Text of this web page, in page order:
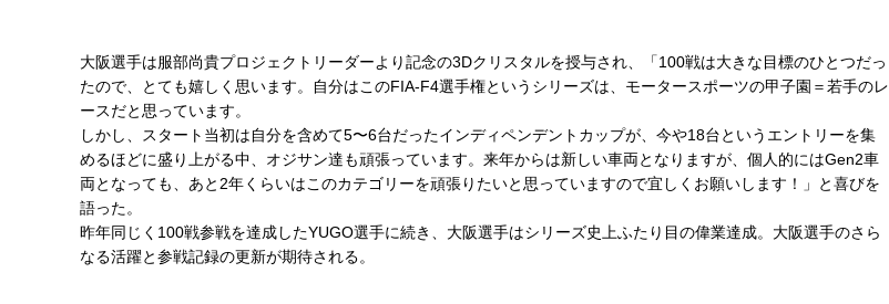
大阪選手は服部尚貴プロジェクトリーダーより記念の3Dクリスタルを授与され、「100戦は大きな目標のひとつだっ
たので、とても嬉しく思います。自分はこのFIA-F4選手権というシリーズは、モータースポーツの甲子園＝若手のレ
ースだと思っています。
しかし、スタート当初は自分を含めて5〜6台だったインディペンデントカップが、今や18台というエントリーを集
めるほどに盛り上がる中、オジサン達も頑張っています。来年からは新しい車両となりますが、個人的にはGen2車
両となっても、あと2年くらいはこのカテゴリーを頑張りたいと思っていますので宜しくお願いします！」と喜びを
語った。
昨年同じく100戦参戦を達成したYUGO選手に続き、大阪選手はシリーズ史上ふたり目の偉業達成。大阪選手のさら
なる活躍と参戦記録の更新が期待される。